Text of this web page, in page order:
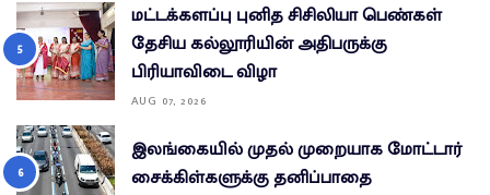
மட்டக்களப்பு புனித சிசிலியா பெண்கள்
தேசிய கல்லூரியின் அதிபருக்கு
பிரியாவிடை விழா
AUG 07, 2026
இலங்கையில் முதல் முறையாக மோட்டார்
சைக்கிள்களுக்கு தனிப்பாதை